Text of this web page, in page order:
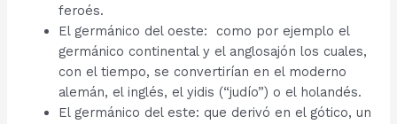
feroés.
El germánico del oeste: como por ejemplo el
germánico continental y el anglosajón los cuales,
con el tiempo, se convertirían en el moderno
alemán, el inglés, el yidis (“judío”) o el holandés.
El germánico del este: que derivó en el gótico, un